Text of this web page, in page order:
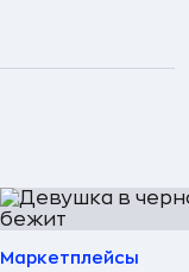
Маркетплейсы